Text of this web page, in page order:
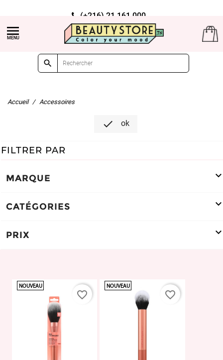
Livraison gratuite à partir de 99dt d'achat


Accueil Accessoires
 ok
FILTRER PAR
MARQUE
CATÉGORIES
PRIX
NOUVEAU
favorite_border
NOUVEAU
favorite_border